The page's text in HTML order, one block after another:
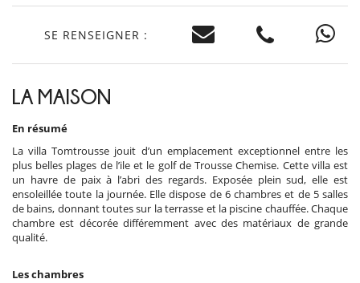
SE RENSEIGNER :
LA MAISON
En résumé
La villa Tomtrousse jouit d’un emplacement exceptionnel entre les
plus belles plages de l’ile et le golf de Trousse Chemise. Cette villa est
un havre de paix à l’abri des regards. Exposée plein sud, elle est
ensoleillée toute la journée. Elle dispose de 6 chambres et de 5 salles
de bains, donnant toutes sur la terrasse et la piscine chauffée. Chaque
chambre est décorée différemment avec des matériaux de grande
qualité.
Les chambres